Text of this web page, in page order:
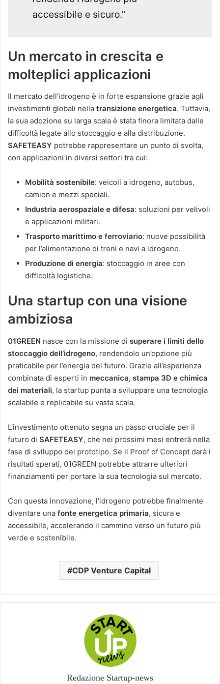
accessibile e sicuro.”
Un mercato in crescita e
molteplici applicazioni
Il mercato dell’idrogeno è in forte espansione grazie agli
investimenti globali nella transizione energetica. Tuttavia,
la sua adozione su larga scala è stata finora limitata dalle
difficoltà legate allo stoccaggio e alla distribuzione.
SAFETEASY potrebbe rappresentare un punto di svolta,
con applicazioni in diversi settori tra cui:
Mobilità sostenibile: veicoli a idrogeno, autobus,
camion e mezzi speciali.
Industria aerospaziale e difesa: soluzioni per velivoli
e applicazioni militari.
Trasporto marittimo e ferroviario: nuove possibilità
per l’alimentazione di treni e navi a idrogeno.
Produzione di energia: stoccaggio in aree con
difficoltà logistiche.
Una startup con una visione
ambiziosa
01GREEN nasce con la missione di superare i limiti dello
stoccaggio dell’idrogeno, rendendolo un’opzione più
praticabile per l’energia del futuro. Grazie all’esperienza
combinata di esperti in meccanica, stampa 3D e chimica
dei materiali, la startup punta a sviluppare una tecnologia
scalabile e replicabile su vasta scala.
L’investimento ottenuto segna un passo cruciale per il
futuro di SAFETEASY, che nei prossimi mesi entrerà nella
fase di sviluppo del prototipo. Se il Proof of Concept darà i
risultati sperati, 01GREEN potrebbe attrarre ulteriori
finanziamenti per portare la sua tecnologia sul mercato.
Con questa innovazione, l’idrogeno potrebbe finalmente
diventare una fonte energetica primaria, sicura e
accessibile, accelerando il cammino verso un futuro più
verde e sostenibile.
CDP Venture Capital
Redazione Startup-news